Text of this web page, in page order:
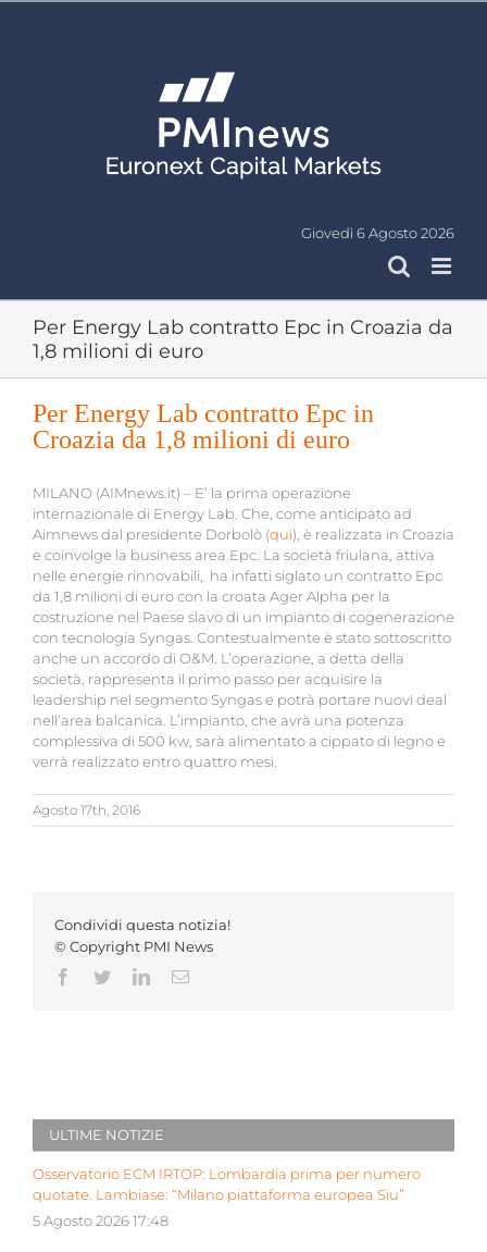
Giovedì 6 Agosto 2026
Per Energy Lab contratto Epc in Croazia da
1,8 milioni di euro
Per Energy Lab contratto Epc in
Croazia da 1,8 milioni di euro
MILANO (AIMnews.it) – E’ la prima operazione
internazionale di Energy Lab. Che, come anticipato ad
Aimnews dal presidente Dorbolò (qui), è realizzata in Croazia
e coinvolge la business area Epc. La società friulana, attiva
nelle energie rinnovabili, ha infatti siglato un contratto Epc
da 1,8 milioni di euro con la croata Ager Alpha per la
costruzione nel Paese slavo di un impianto di cogenerazione
con tecnologia Syngas. Contestualmente è stato sottoscritto
anche un accordo di O&M. L’operazione, a detta della
società, rappresenta il primo passo per acquisire la
leadership nel segmento Syngas e potrà portare nuovi deal
nell’area balcanica. L’impianto, che avrà una potenza
complessiva di 500 kw, sarà alimentato a cippato di legno e
verrà realizzato entro quattro mesi.
Agosto 17th, 2016
Condividi questa notizia!
© Copyright PMI News
Facebook
TwitterLinkedInEmail
ULTIME NOTIZIE
Osservatorio ECM IRTOP: Lombardia prima per numero
quotate. Lambiase: “Milano piattaforma europea Siu”
5 Agosto 2026 17:48